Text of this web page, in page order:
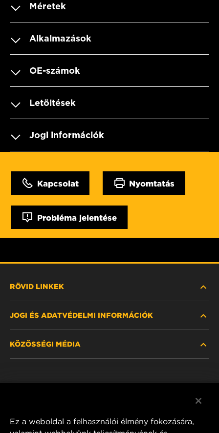
Méretek
Alkalmazások
OE-számok
Letöltések
Jogi információk
Kapcsolat Nyomtatás
Probléma jelentése
RÖVID LINKEK
HOL KAPHATÓ
JOGI ÉS ADATVÉDELMI INFORMÁCIÓK
KÖZÖSSÉGI MÉDIA
Ez a weboldal a felhasználói élmény fokozására,